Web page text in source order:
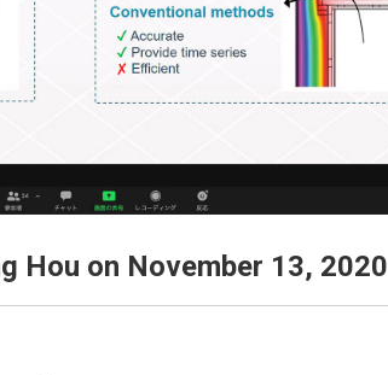
Hou on November 13, 2020